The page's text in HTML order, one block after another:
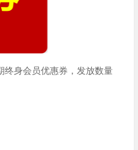
终身会员优惠券，发放数量